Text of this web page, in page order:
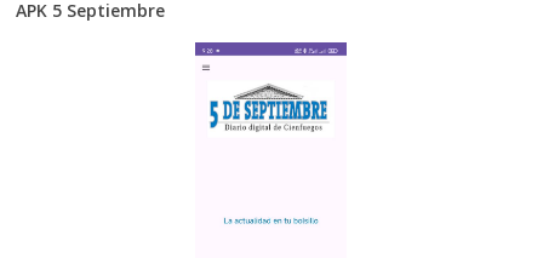
APK 5 Septiembre